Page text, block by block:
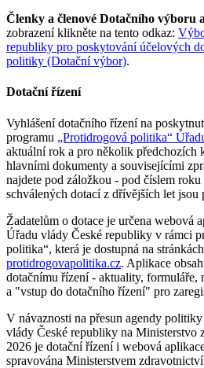
Členky a členové Dotačního výboru
zobrazení klikněte na tento odkaz:
republiky pro poskytování účelových
politiky (Dotační výbor).
Dotační řízení
Vyhlášení dotačního řízení na
programu „Protidrogová politika“
aktuální rok a pro několik předchozích
hlavními dokumenty a souvisejícími
najdete pod záložkou - pod číslem roku
schválených dotací z dřívějších let jsou
Žadatelům o dotace je určena webová
Úřadu vlády České republiky v rámci
politika“, která je dostupná na stránkách
protidrogovapolitika.cz. Aplikace
dotačnímu řízení - aktuality, formuláře,
a "vstup do dotačního řízení" pro
V návaznosti na přesun agendy
vlády České republiky na Ministerstvo
2026 je dotační řízení i webová
spravována Ministerstvem